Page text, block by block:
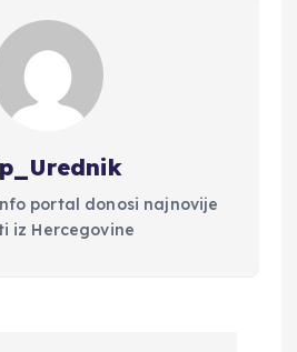
portal donosi najnovije
iz Hercegovine